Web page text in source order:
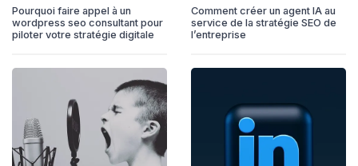
Pourquoi faire appel à un
wordpress seo consultant pour
piloter votre stratégie digitale
Comment créer un agent IA au
service de la stratégie SEO de
l’entreprise